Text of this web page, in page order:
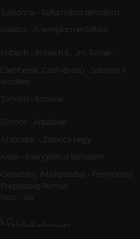
Szalonna - Református templom
Rakaca - A templom erődfala
Imbach - Imbach II., „Im Turner”
Csehberek, Cseh-Brézó - Szlatina II.
erődítés
Tömörd - Ilonavár
Dömös - Árpádvár
Alsócsitár - Zsibrica hegy
Kiéte - Evangélikus templom
Oroszlány (Majkpuszta) - Premontrei
Prépostság Romjai
Rezi - Vár
Mobilalkalmazás